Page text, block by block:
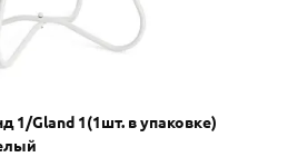
1/Gland 1(1шт. в упаковке)